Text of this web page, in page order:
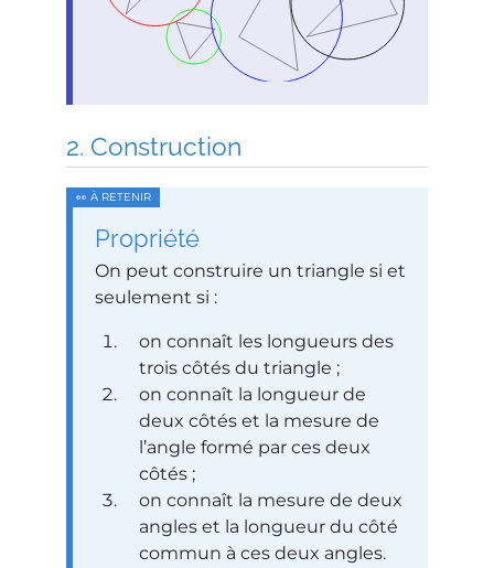
Construction
Propriété
On peut construire un triangle si et
seulement si :
on connaît les longueurs des
trois côtés du triangle ;
on connaît la longueur de
deux côtés et la mesure de
l’angle formé par ces deux
côtés ;
on connaît la mesure de deux
angles et la longueur du côté
commun à ces deux angles.